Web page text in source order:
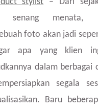
stylist – Dari
senang menata,
foto akan jadi
apa yang klien
dalam berbagai
segala
Baru